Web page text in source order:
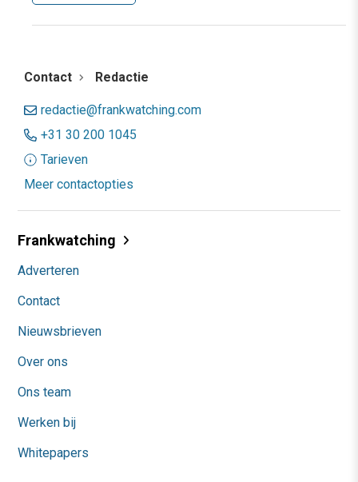
Contact Redactie
redactie@frankwatching.com
+31 30 200 1045
Tarieven
Meer contactopties
Frankwatching
Adverteren
Contact
Nieuwsbrieven
Over ons
Ons team
Werken bij
Whitepapers